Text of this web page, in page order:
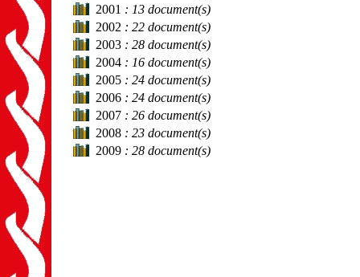
2001 : 13 document(s)
2002 : 22 document(s)
2003 : 28 document(s)
2004 : 16 document(s)
2005 : 24 document(s)
2006 : 24 document(s)
2007 : 26 document(s)
2008 : 23 document(s)
2009 : 28 document(s)